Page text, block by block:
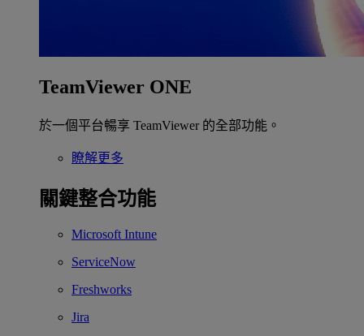
TeamViewer ONE
於一個平台暢享 TeamViewer 的全部功能。
瞭解更多
關鍵整合功能
Microsoft Intune
ServiceNow
Freshworks
Jira